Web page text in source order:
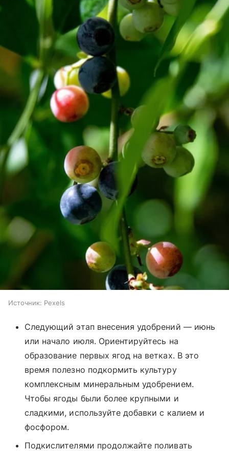
Источник: Pexels
Следующий этап внесения удобрений — июнь
или начало июля. Ориентируйтесь на
образование первых ягод на ветках. В это
время полезно подкормить культуру
комплексным минеральным удобрением.
Чтобы ягоды были более крупными и
сладкими, используйте добавки с калием и
фосфором.
Подкислителями продолжайте поливать